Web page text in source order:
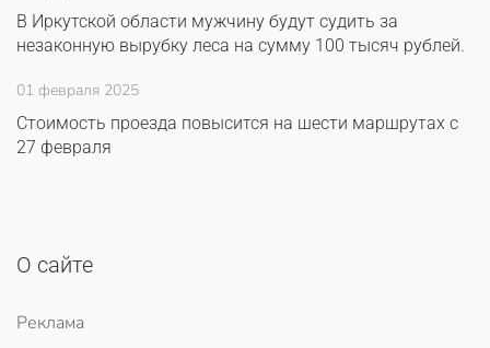
В Иркутской области мужчину будут судить за
незаконную вырубку леса на сумму 100 тысяч рублей.
01 февраля 2025
Стоимость проезда повысится на шести маршрутах с
27 февраля
О сайте
Реклама